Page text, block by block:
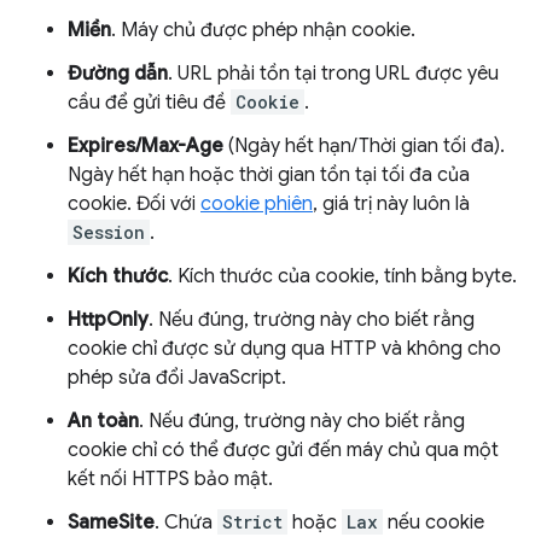
Miền. Máy chủ được phép nhận cookie.
Đường dẫn. URL phải tồn tại trong URL được yêu
cầu để gửi tiêu đề Cookie .
Expires/Max-Age (Ngày hết hạn/Thời gian tối đa).
Ngày hết hạn hoặc thời gian tồn tại tối đa của
cookie. Đối với cookie phiên, giá trị này luôn là
Session .
Kích thước. Kích thước của cookie, tính bằng byte.
HttpOnly. Nếu đúng, trường này cho biết rằng
cookie chỉ được sử dụng qua HTTP và không cho
phép sửa đổi JavaScript.
An toàn. Nếu đúng, trường này cho biết rằng
cookie chỉ có thể được gửi đến máy chủ qua một
kết nối HTTPS bảo mật.
SameSite. Chứa Strict hoặc Lax nếu cookie